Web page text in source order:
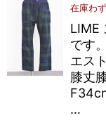
在庫わ
LIME
です
エス
膝丈
…